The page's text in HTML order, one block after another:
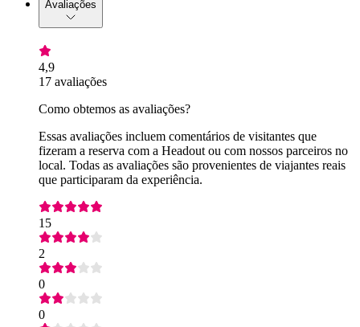
Avaliações
4,9
17 avaliações
Como obtemos as avaliações?
Essas avaliações incluem comentários de visitantes que
fizeram a reserva com a Headout ou com nossos parceiros no
local. Todas as avaliações são provenientes de viajantes reais
que participaram da experiência.
15
2
0
0